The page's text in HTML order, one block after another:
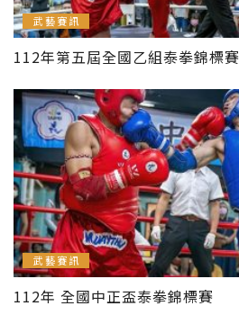
武藝賽訊
112年第五屆全國乙組泰拳錦標賽
武藝賽訊
112年 全國中正盃泰拳錦標賽